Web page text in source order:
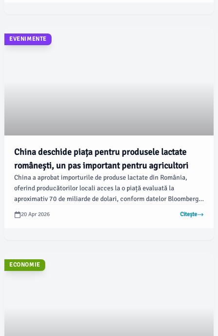
EVENIMENTE
China deschide piața pentru produsele lactate
românești, un pas important pentru agricultori
China a aprobat importurile de produse lactate din România,
oferind producătorilor locali acces la o piață evaluată la
aproximativ 70 de miliarde de dolari, conform datelor Bloomberg
și Reuters. Autoritatea vamală chineză a anunțat că producătorii
români eligibili pot exporta varietăți de produse, precum lapte,
20 Apr 2026 Citește
ECONOMIE